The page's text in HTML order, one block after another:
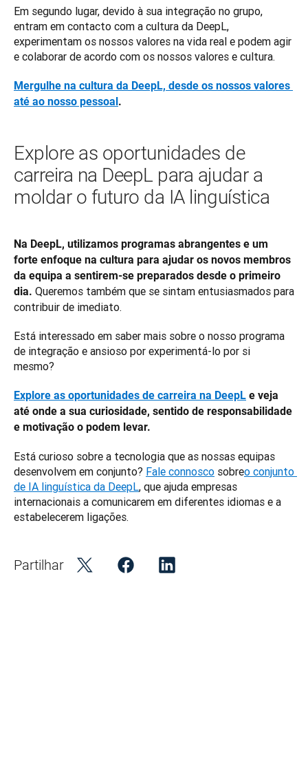
Em segundo lugar, devido à sua integração no grupo,
entram em contacto com a cultura da DeepL,
experimentam os nossos valores na vida real e podem agir
e colaborar de acordo com os nossos valores e cultura.
Mergulhe na cultura da DeepL, desde os nossos valores
até ao nosso pessoal.
Explore as oportunidades de
carreira na DeepL para ajudar a
moldar o futuro da IA linguística
Na DeepL, utilizamos programas abrangentes e um
forte enfoque na cultura para ajudar os novos membros
da equipa a sentirem-se preparados desde o primeiro
dia. Queremos também que se sintam entusiasmados para
contribuir de imediato.
Está interessado em saber mais sobre o nosso programa
de integração e ansioso por experimentá-lo por si
mesmo?
Explore as oportunidades de carreira na DeepL e veja
até onde a sua curiosidade, sentido de responsabilidade
e motivação o podem levar.
Está curioso sobre a tecnologia que as nossas equipas
desenvolvem em conjunto? Fale connosco sobreo conjunto
de IA linguística da DeepL, que ajuda empresas
internacionais a comunicarem em diferentes idiomas e a
estabelecerem ligações.
Partilhar